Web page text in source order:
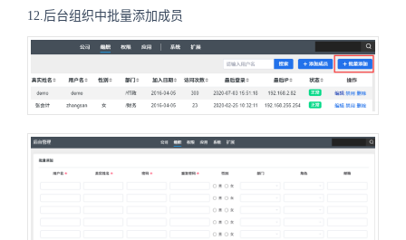
12.后台组织中批量添加成员